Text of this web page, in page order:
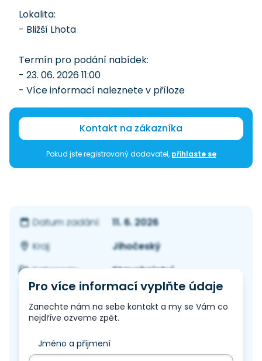
Lokalita:
- Bližší Lhota
Termín pro podání nabídek:
- 23. 06. 2026 11:00
- Více informací naleznete v příloze
Kontakt na zákazníka
Pokud jste registrovaný dodavatel, přihlaste se
Datum zadání:
11. 6. 2026
Kraj:
Jihočeský
Kategorie:
Stavebnictví
Pro více informací vyplňte údaje
Zanechte nám na sebe kontakt a my se Vám co
nejdříve ozveme zpět.
Jméno a příjmení